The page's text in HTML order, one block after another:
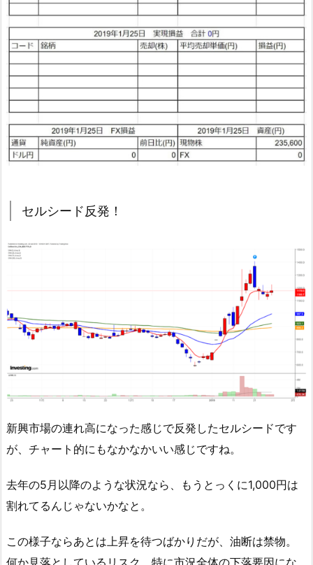
セルシード反発！
新興市場の連れ高になった感じで反発したセルシードです
が、チャート的にもなかなかいい感じですね。
去年の5月以降のような状況なら、もうとっくに1,000円は
割れてるんじゃないかなと。
この様子ならあとは上昇を待つばかりだが、油断は禁物。